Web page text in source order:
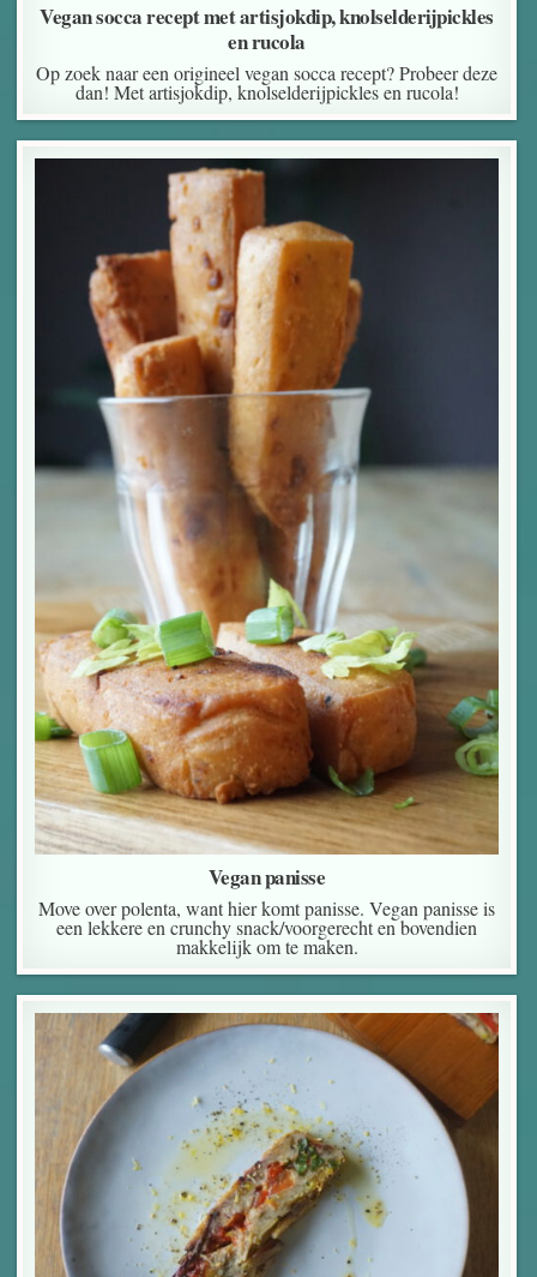
Vegan socca recept met artisjokdip, knolselderijpickles
en rucola
Op zoek naar een origineel vegan socca recept? Probeer deze
dan! Met artisjokdip, knolselderijpickles en rucola!
Vegan panisse
Move over polenta, want hier komt panisse. Vegan panisse is
een lekkere en crunchy snack/voorgerecht en bovendien
makkelijk om te maken.